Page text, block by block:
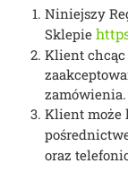
Niniejszy
Sklepie
Klient chcąc
zamówienia.
Klient może
oraz